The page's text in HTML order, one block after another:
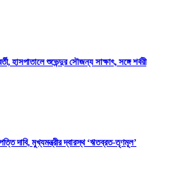
শুভেন্দুর সৌজন্য সাক্ষাৎ, সঙ্গে শর্বরী
দাবি, মুখ্যমন্ত্রীর দ্বারস্থ ‘ঋতব্রত-তৃণমূল’